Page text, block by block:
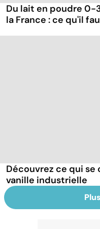
Du lait en poudre 0-
la France : ce qu'il
Découvrez ce qui
vanille industrielle